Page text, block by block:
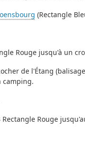
(Rectangle
Rouge jusqu'à un
de l'Étang
camping.
Rectangle Rouge